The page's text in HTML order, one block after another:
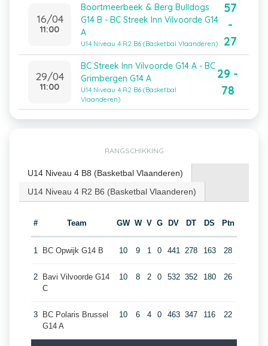
16/04
11:00
Boortmeerbeek & Berg Bulldogs
G14 B - BC Streek Inn Vilvoorde G14
A
U14 Niveau 4 R2 B6 (Basketbal Vlaanderen)
57
-
27
29/04
11:00
BC Streek Inn Vilvoorde G14 A - BC
Grimbergen G14 A
U14 Niveau 4 R2 B6 (Basketbal
Vlaanderen)
29 -
78
RANGSCHIKKING
U14 Niveau 4 B8 (Basketbal Vlaanderen)
U14 Niveau 4 R2 B6 (Basketbal Vlaanderen)
# Team GW W V G DV DT DS Ptn
1 BC Opwijk G14 B 10 9 1 0 441 278 163 28
2
Bavi Vilvoorde G14
C
10 8 2 0 532 352 180 26
3
BC Polaris Brussel
G14 A
10 6 4 0 463 347 116 22